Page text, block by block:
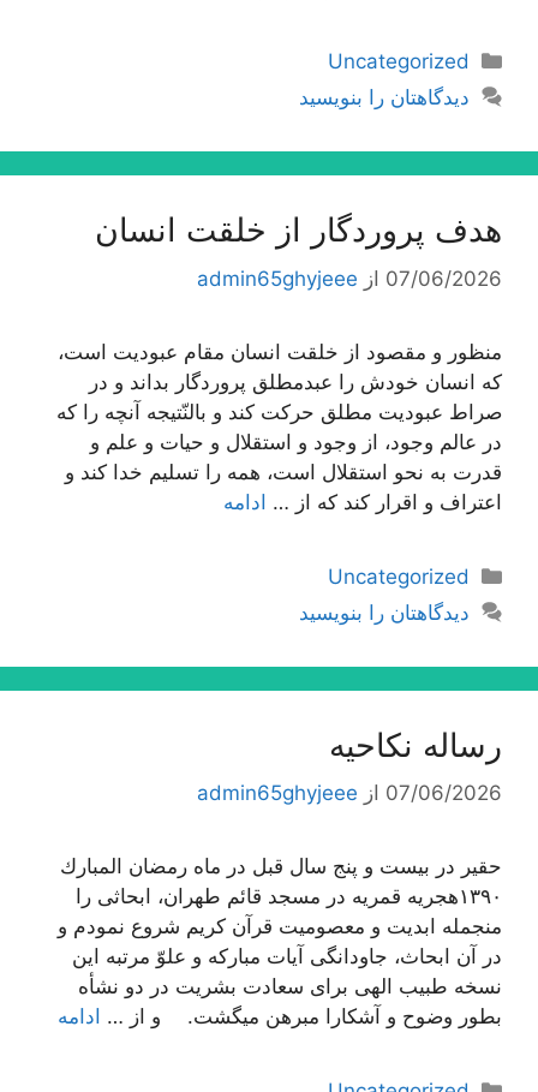
دسته‌ها
Uncategorized
دیدگاهتان را بنویسید
هدف پروردگار از خلقت انسان
07/06/2026 از admin65ghyjeee
منظور و مقصود از خلقت انسان مقام عبودیت است،
كه انسان خودش را عبدمطلق پروردگار بداند و در
صراط عبودیت مطلق حركت كند و بالنّتیجه آنچه را كه
در عالم وجود، از وجود و استقلال و حیات و علم و
قدرت به نحو استقلال است، همه را تسلیم خدا كند و
اعتراف و اقرار كند كه از … ادامه
دسته‌ها
Uncategorized
دیدگاهتان را بنویسید
رساله نکاحیه
07/06/2026 از admin65ghyjeee
حقیر در بیست و پنج سال قبل در ماه رمضان المبارك
١٣٩٠هجریه قمریه در مسجد قائم طهران، ابحاثى را
منجمله ابدیت و معصومیت قرآن كریم شروع نمودم و
در آن ابحاث، جاودانگى آیات مباركه و علوّ مرتبه این
نسخه طبیب الهى براى سعادت بشریت در دو نشأه
بطور وضوح و آشكارا مبرهن میگشت. و از … ادامه
دسته‌ها